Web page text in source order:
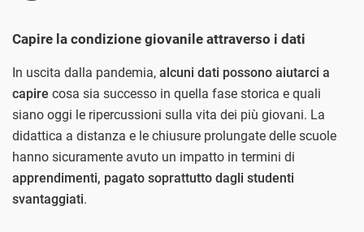
Capire la condizione giovanile attraverso i dati
In uscita dalla pandemia, alcuni dati possono aiutarci a
capire cosa sia successo in quella fase storica e quali
siano oggi le ripercussioni sulla vita dei più giovani. La
didattica a distanza e le chiusure prolungate delle scuole
hanno sicuramente avuto un impatto in termini di
apprendimenti, pagato soprattutto dagli studenti
svantaggiati.